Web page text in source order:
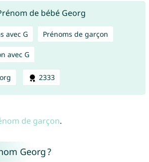
avec G Prénoms de garçon
avec G
2333
de garçon.
Georg ?